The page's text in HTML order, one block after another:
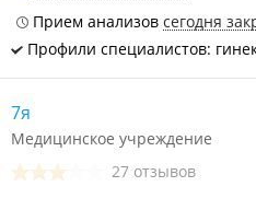
Прием анализов сегодня
Профили специалистов:
7я
Медицинское учреждение
27 отзывов